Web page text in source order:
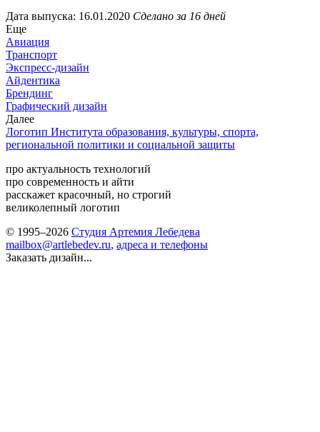
Дата выпуска: 16.01.2020 Сделано за 16 дней
Еще
Авиация
Транспорт
Экспресс-дизайн
Айдентика
Брендинг
Графический дизайн
Далее
Логотип Института образования, культуры, спорта,
региональной политики и социальной защиты
про актуальность технологий
про современность и айти
расскажет красочный, но строгий
великолепный логотип
© 1995–2026 Студия Артемия Лебедева
mailbox@artlebedev.ru, адреса и телефоны
Заказать дизайн...